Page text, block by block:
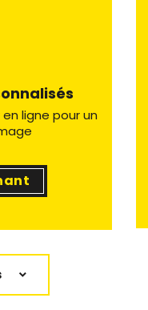
ligne pour un